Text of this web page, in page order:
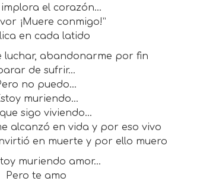
implora el corazón…
¡Muere conmigo!”
en cada latido
luchar, abandonarme por fin
de sufrir…
no puedo…
muriendo…
sigo viviendo…
alcanzó en vida y por eso vivo
en muerte y por ello muero
muriendo amor…
Pero te amo